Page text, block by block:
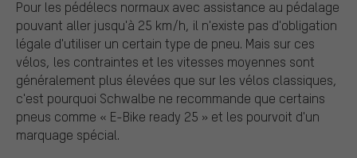
Pour les pédélecs normaux avec assistance au pédalage
pouvant aller jusqu'à 25 km/h, il n'existe pas d'obligation
légale d'utiliser un certain type de pneu. Mais sur ces
vélos, les contraintes et les vitesses moyennes sont
généralement plus élevées que sur les vélos classiques,
c'est pourquoi Schwalbe ne recommande que certains
pneus comme « E-Bike ready 25 » et les pourvoit d'un
marquage spécial.